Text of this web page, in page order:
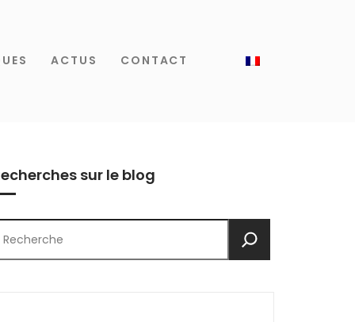
ACTUS CONTACT
sur le blog